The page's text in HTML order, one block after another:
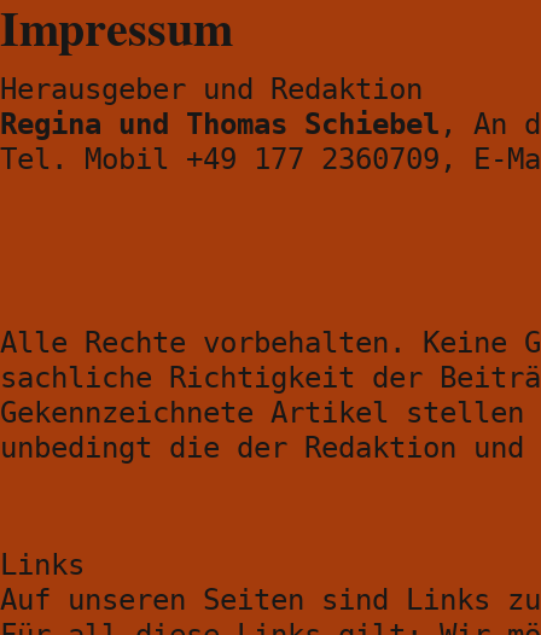
Impressum
Herausgeber und Redaktion
Regina und Thomas Schiebel , An
Tel. Mobil +49 177 2360709, E-
Alle Rechte vorbehalten. Keine
sachliche Richtigkeit der
Gekennzeichnete Artikel
unbedingt die der Redaktion und
Links
Auf unseren Seiten sind Links